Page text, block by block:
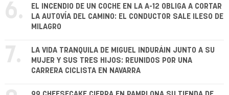
6.
EL INCENDIO DE UN COCHE EN LA A-12 OBLIGA A CORTAR
LA AUTOVÍA DEL CAMINO: EL CONDUCTOR SALE ILESO DE
MILAGRO
7.
LA VIDA TRANQUILA DE MIGUEL INDURÁIN JUNTO A SU
MUJER Y SUS TRES HIJOS: REUNIDOS POR UNA
CARRERA CICLISTA EN NAVARRA